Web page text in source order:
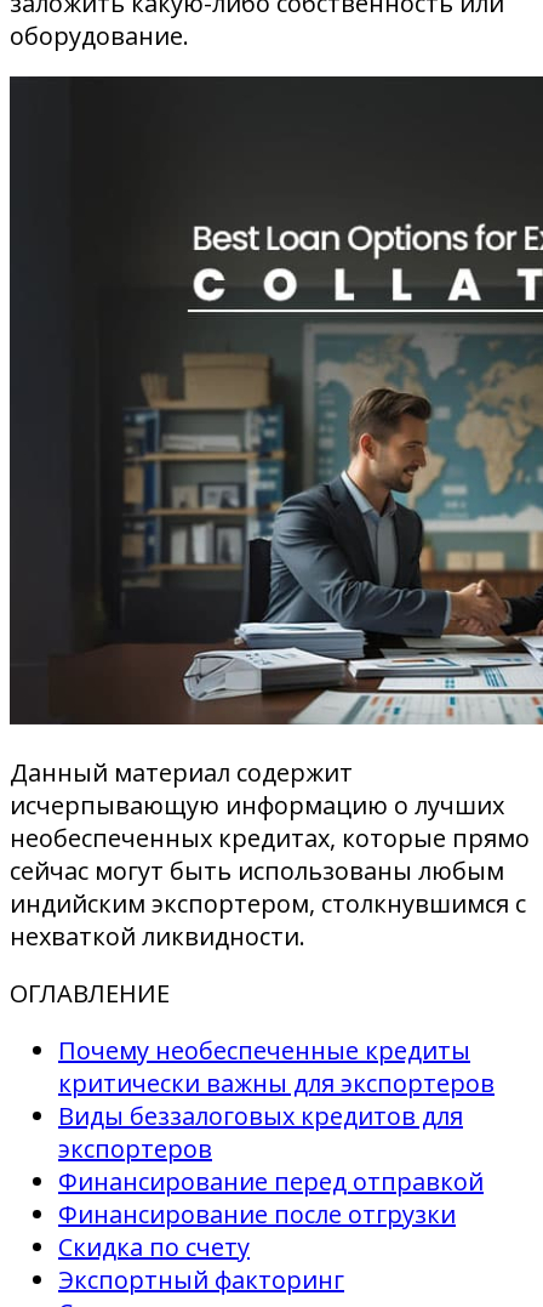
оборудование.
Данный материал содержит
исчерпывающую информацию о лучших
необеспеченных кредитах, которые прямо
сейчас могут быть использованы любым
индийским экспортером, столкнувшимся с
нехваткой ликвидности.
ОГЛАВЛЕНИЕ
Почему необеспеченные кредиты
критически важны для экспортеров
Виды беззалоговых кредитов для
экспортеров
Финансирование перед отправкой
Финансирование после отгрузки
Скидка по счету
Экспортный факторинг